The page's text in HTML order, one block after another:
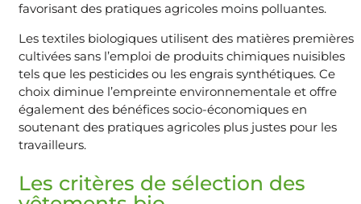
favorisant des pratiques agricoles moins polluantes.
Les textiles biologiques utilisent des matières premières
cultivées sans l’emploi de produits chimiques nuisibles
tels que les pesticides ou les engrais synthétiques. Ce
choix diminue l’empreinte environnementale et offre
également des bénéfices socio-économiques en
soutenant des pratiques agricoles plus justes pour les
travailleurs.
Les critères de sélection des